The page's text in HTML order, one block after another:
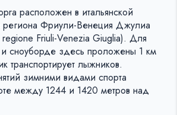
расположен в итальянской
региона Фриули-Венеция Джулиа
Friuli-Venezia Giuglia). Для
и сноуборде здесь проложены 1 км
транспортирует лыжников.
зимними видами спорта
между 1244 и 1420 метров над